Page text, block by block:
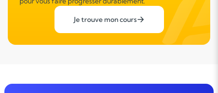
Je trouve mon cours